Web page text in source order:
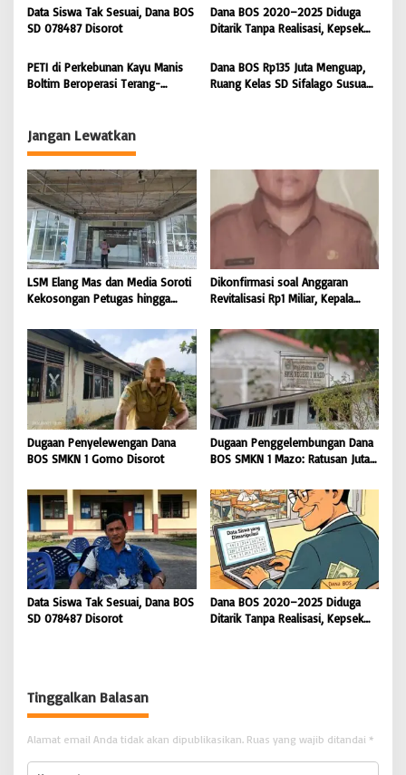
Data Siswa Tak Sesuai, Dana BOS
SD 078487 Disorot
Dana BOS 2020–2025 Diduga
Ditarik Tanpa Realisasi, Kepsek
Dikonfirmasi
PETI di Perkebunan Kayu Manis
Boltim Beroperasi Terang-
Dana BOS Rp135 Juta Menguap,
Ruang Kelas SD Sifalago Susua
Jangan Lewatkan
LSM Elang Mas dan Media Soroti
Kekosongan Petugas hingga
Perpustakaan Nias Utara
Dikonfirmasi soal Anggaran
Revitalisasi Rp1 Miliar, Kepala
Hiliuso Bungkam
Dugaan Penyelewengan Dana
BOS SMKN 1 Gomo Disorot
Dugaan Penggelembungan Dana
BOS SMKN 1 Mazo: Ratusan Juta
Data Siswa Tak Sesuai, Dana BOS
SD 078487 Disorot
Dana BOS 2020–2025 Diduga
Ditarik Tanpa Realisasi, Kepsek
Tinggalkan Balasan
Alamat email Anda tidak akan dipublikasikan. Ruas yang wajib ditandai *